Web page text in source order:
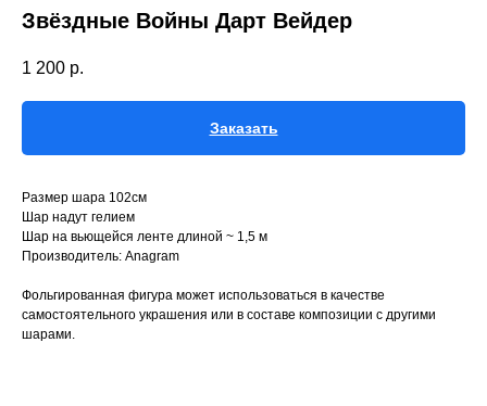
Звёздные Войны Дарт Вейдер
1 200 р.
Заказать
Размер шара 102см
Шар надут гелием
Шар на вьющейся ленте длиной ~ 1,5 м
Производитель: Anagram
Фольгированная фигура может использоваться в качестве
самостоятельного украшения или в составе композиции с другими
шарами.